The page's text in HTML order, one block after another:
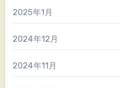
2025年1月
2024年12月
2024年11月